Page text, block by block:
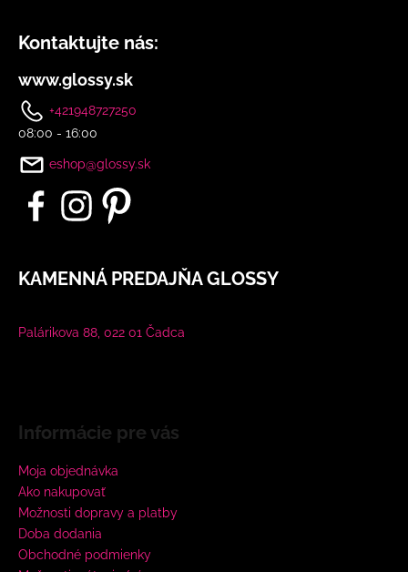
Kontaktujte nás:
www.glossy.sk
+421948727250
08:00 - 16:00
eshop@glossy.sk
KAMENNÁ PREDAJŇA GLOSSY
Palárikova 88, 022 01 Čadca
Informácie pre vás
Moja objednávka
Ako nakupovať
Možnosti dopravy a platby
Doba dodania
Obchodné podmienky